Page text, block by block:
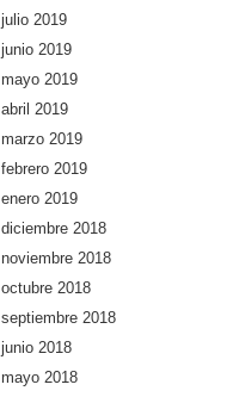
julio 2019
junio 2019
mayo 2019
abril 2019
marzo 2019
febrero 2019
enero 2019
diciembre 2018
noviembre 2018
octubre 2018
septiembre 2018
junio 2018
mayo 2018